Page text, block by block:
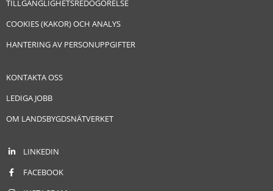
TILLGÄNGLIGHETSREDOGÖRELSE
COOKIES (KAKOR) OCH ANALYS
HANTERING AV PERSONUPPGIFTER
KONTAKTA OSS
LEDIGA JOBB
OM LANDSBYGDSNÄTVERKET
LINKEDIN
FACEBOOK